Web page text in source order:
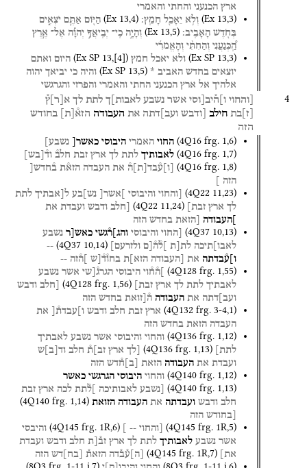
ארץ הכנעני והחתי והאמרי
(Ex 13,3) וְלֹ֥א יֵאָכֵ֖ל חָמֵֽץ׃ (Ex 13,4) הַיּ֖וֹם אַתֶּ֣ם יֹצְאִ֑ים
בְּחֹ֖דֶשׁ הָאָבִֽיב׃ (Ex 13,5) וְהָיָ֣ה כִֽי־ יְבִֽיאֲךָ֣ יְהוָ֡ה אֶל־ אֶ֣רֶץ
הַֽ֠כְּנַעֲנִי וְהַחִתִּ֨י וְהָאֱמֹרִ֜י
(Ex SP 13,3) ולא יאכל חמץ (Ex SP 13,[4]) היום ואתם
יוצאים בחדש האביב *
(Ex SP 13,5) והיה כי יביאך יהוה
אלהיך אל ארץ הכנעני החתי והאמרי והפרזי והגרגשי
4 [והחוי ו]ה֯יב[וסי אשר נשבע לאבות]ך לתת לך א ר ץ֯
ז בת חילב [ודבש ועב]דתה את העבודה הזא֯ ת
בחודש
הזה
(4Q16 frg. 1,6) החוי האמרי היבוסי כאשר[ נשבע]
(4Q16 frg. 1,7) לאבותיך לתת לך ארץ זבת חלב֯ וד֯ בש
(4Q16 frg. 1,8) ו ע֯בד ת ה֯ את העבדה הזא֯ת ב֯חדש[
הזה
(4Q22 11,23) [והחוי והיבוסי ]אשר[ נש]בע ל[אבתיך לתת
לך ארץ זבת] (4Q22 11,24) [חלב ודבש ועבדת את
]העבודה
[הזאת בחדש הזה
(4Q37 10,13) [החוי והיבוסי והג]ר֯גשי כאש[ר נשבע
לאבו]תיכה לת[ת ]ל֯ה֯[ם ולזרעם] (4Q37 10,14)
--
ו]ע֯בדתה את [העבודה הזא]ת בחו֯ד֯[ש ]ה֯זה --
(4Q128 frg. 1,55) ]ה֯ח֯וי היבוסי הגרג֯[שי אשר נשבע
לאבתיך לתת לך ארץ זבת] (4Q128 frg. 1,56) [חלב ודבש
ועב]דתה את העבודה ה֯[זואת בחדש הזה
(4Q132 frg. 3-4,1) ארץ זבת חלב ודבש ו]עבדת֯[
את
העבדה הזאת בחדש הזה
(4Q136 frg. 1,12) והחוי והיבוסי אשר נשבע לאבתיך
לתת]
(4Q136 frg. 1,13) [לך ארץ זב]ת֯ חלב וד ב ש
ועבדת את העבודה הזאת ב ח֯דש הזה
(4Q140 frg. 1,12) והחוי היבוסי הגרגשי כאשר
(4Q140 frg. 1,13) [נשבע לאבותיכה ]ל֯תת לכה ארץ זבת
חלב ודבש ועבדתה את העבודה הזואת (4Q140 frg. 1,14)
[בחודש הזה
(4Q145 frg. 1R,5) [והחוי --
(4Q145 frg. 1R,6)
והיבסי
אשר נשבע לאבותיך לתת לך ארץ זב֯[ת חלב ודבש ועבדת
את]
(4Q145 frg. 1R,7) ה ע֯ב֯דה הזאת֯ בח דש הזה